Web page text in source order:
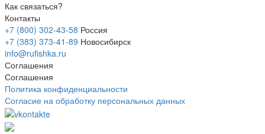
Как связаться?
Контакты
+7 (800) 302-43-58 Россия
+7 (383) 373-41-89 Новосибирск
info@rufishka.ru
Соглашения
Соглашения
Политика конфиденциальности
Согласие на обработку персональных данных